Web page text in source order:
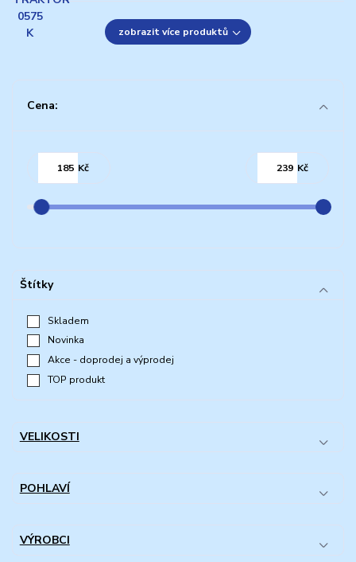
zobrazit více produktů
Cena:
Kč Kč
Štítky
Skladem
Novinka
Akce - doprodej a výprodej
TOP produkt
VELIKOSTI
POHLAVÍ
VÝROBCI